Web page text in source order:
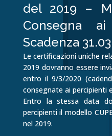
del 2019 –
Consegna
Scadenza
Le certificazioni uniche
2019 dovranno essere
entro il 9/3/2020
consegnate ai percipienti
Entro la stessa data
percipienti il modello
nel 2019.